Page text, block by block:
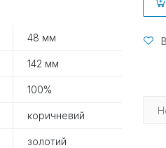
48 мм
142 мм
100%
коричневий
золотий